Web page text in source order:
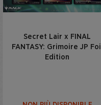
Secret Lair x FINAL
FANTASY: Grimoire JP Foil
Edition